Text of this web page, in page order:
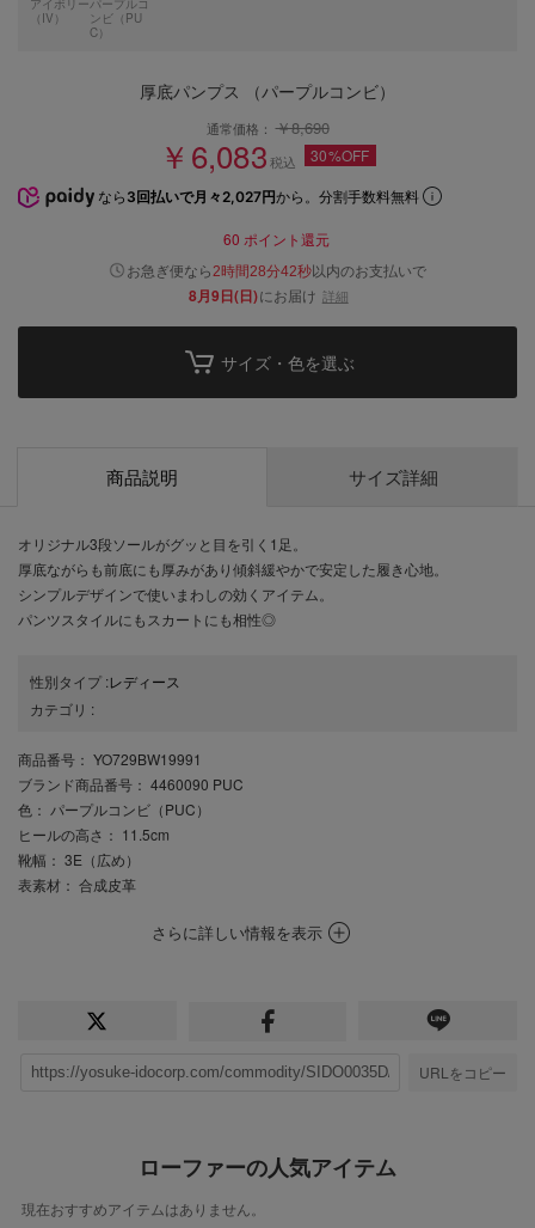
アイボリー
（IV）
パープルコ
ンビ（PU
C）
厚底パンプス （パープルコンビ）
通常価格：￥8,690
￥6,083税込 30%OFF
なら 3回払いで月々2,027円から。分割手数料無料
60 ポイント還元
お急ぎ便なら 2時間28分41秒以内のお支払いで
8月9日(日)にお届け 詳細
サイズ・色を選ぶ
商品説明 サイズ詳細
オリジナル3段ソールがグッと目を引く1足。
厚底ながらも前底にも厚みがあり傾斜緩やかで安定した履き心地。
シンプルデザインで使いまわしの効くアイテム。
パンツスタイルにもスカートにも相性◎
性別タイプ :レディース
カテゴリ :
商品番号 ： YO729BW19991
ブランド商品番号 ： 4460090 PUC
色 ： パープルコンビ（PUC）
ヒールの高さ ： 11.5cm
靴幅 ： 3E（広め）
表素材 ： 合成皮革
さらに詳しい情報を表示
URLをコピー
ローファーの人気アイテム
現在おすすめアイテムはありません。